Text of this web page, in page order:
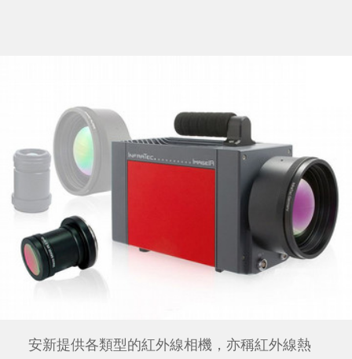
安新提供各類型的紅外線相機，亦稱紅外線熱